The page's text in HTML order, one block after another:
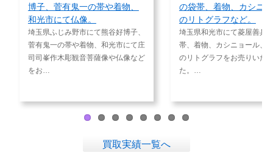
の袋帯、着物、カシニョール
のリトグラフなど。
埼玉県和光市にて菱屋善兵衛の袋
帯、着物、カシニョール、岩橋英遠
のリトグラフをお売りいただきまし
た。…
ど着物、反物、立
彩画、桐箪笥。
埼玉県川口市にて彫師
染師 服部光擴の極小
小紋など着物、反物、
彩画…
Prev
Next
買取実績一覧へ